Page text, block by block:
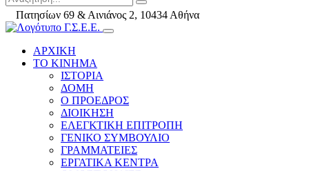
Πατησίων 69 & Αινιάνος 2, 10434 Αθήνα
ΑΡΧΙΚΗ
ΤΟ ΚΙΝΗΜΑ
ΙΣΤΟΡΙΑ
ΔΟΜΗ
Ο ΠΡΟΕΔΡΟΣ
ΔΙΟΙΚΗΣΗ
ΕΛΕΓΚΤΙΚΗ ΕΠΙΤΡΟΠΗ
ΓΕΝΙΚΟ ΣΥΜΒΟΥΛΙΟ
ΓΡΑΜΜΑΤΕΙΕΣ
ΕΡΓΑΤΙΚΑ ΚΕΝΤΡΑ